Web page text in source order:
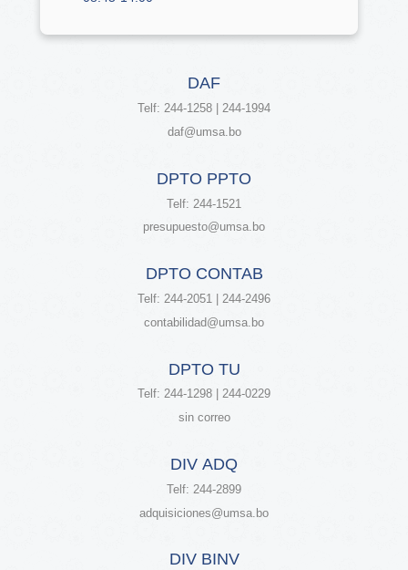
DAF
Telf: 244-1258 | 244-1994
daf@umsa.bo
DPTO PPTO
Telf: 244-1521
presupuesto@umsa.bo
DPTO CONTAB
Telf: 244-2051 | 244-2496
contabilidad@umsa.bo
DPTO TU
Telf: 244-1298 | 244-0229
sin correo
DIV ADQ
Telf: 244-2899
adquisiciones@umsa.bo
DIV BINV